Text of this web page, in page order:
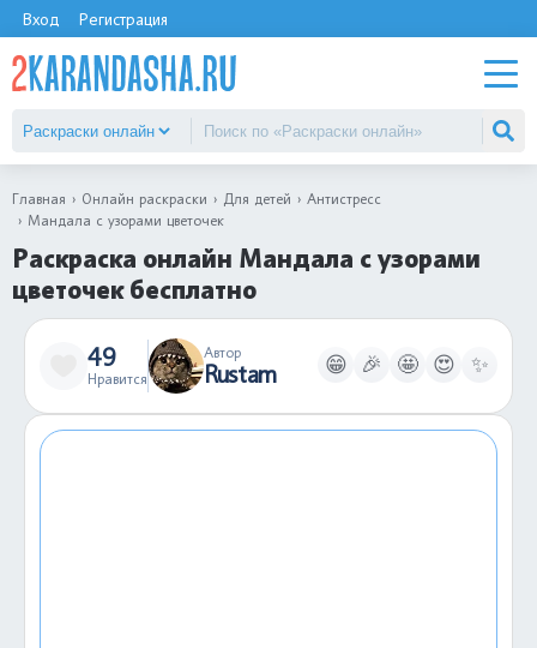
Вход Регистрация
Главная Онлайн раскраски Для детей
Антистресс
Мандала с узорами цветочек
Раскраска онлайн Мандала с узорами
цветочек бесплатно
49
Нравится
Автор
Rustam 😁 🎉 🤩 😍 ✨